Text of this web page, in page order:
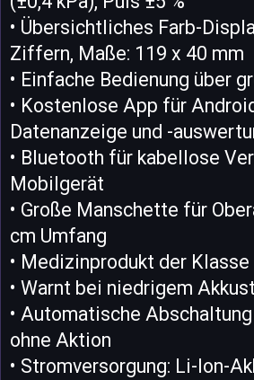
• Übersichtliches Farb-
Ziffern, Maße: 119 x 40 mm
• Einfache Bedienung über
• Kostenlose App für
Datenanzeige und -
• Bluetooth für kabellose
Mobilgerät
• Große Manschette für
cm Umfang
• Medizinprodukt der Klasse
• Warnt bei niedrigem
• Automatische
ohne Aktion
• Stromversorgung: Li-Ion-